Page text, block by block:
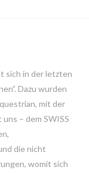
sich in der letzten
Dazu wurden
mit der
– dem SWISS
die nicht
womit sich